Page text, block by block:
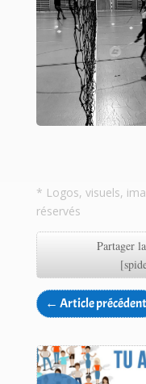
* Logos, visuels,
réservés
Partager
← Article précédent